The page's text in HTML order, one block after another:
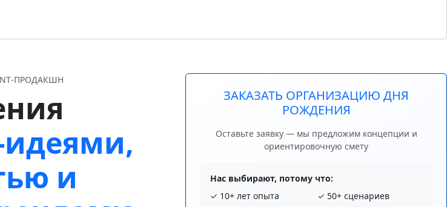
и
ЗАКАЗАТЬ ОРГАНИЗАЦИЮ ДНЯ
РОЖДЕНИЯ
Оставьте заявку — мы предложим концепции и
ориентировочную смету
Нас выбирают, потому что:
✓ 10+ лет опыта
✓ 50+ сценариев